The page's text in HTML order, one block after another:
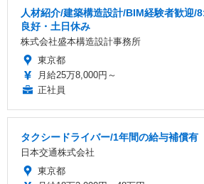
人材紹介/建築構造設計/BIM経験者歓迎/
良好・土日休み
株式会社盛本構造設計事務所
東京都
月給25万8,000円～
正社員
タクシードライバー/1年間の給与補償有
日本交通株式会社
東京都